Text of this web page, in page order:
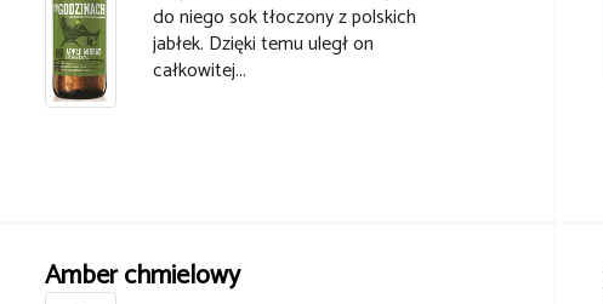
do niego sok tłoczony z polskich
jabłek. Dzięki temu uległ on
całkowitej...
Amber chmielowy